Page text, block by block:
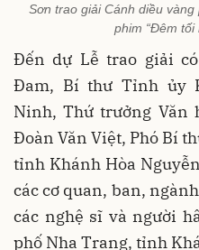
Sơn trao giải Cánh diều
phim “Đêm tối
Đến dự Lễ trao giải
Đam, Bí thư Tỉnh ủy
Ninh, Thứ trưởng Văn
Đoàn Văn Việt, Phó Bí
tỉnh Khánh Hòa
các cơ quan, ban,
các nghệ sĩ và người
phố Nha Trang, tỉnh